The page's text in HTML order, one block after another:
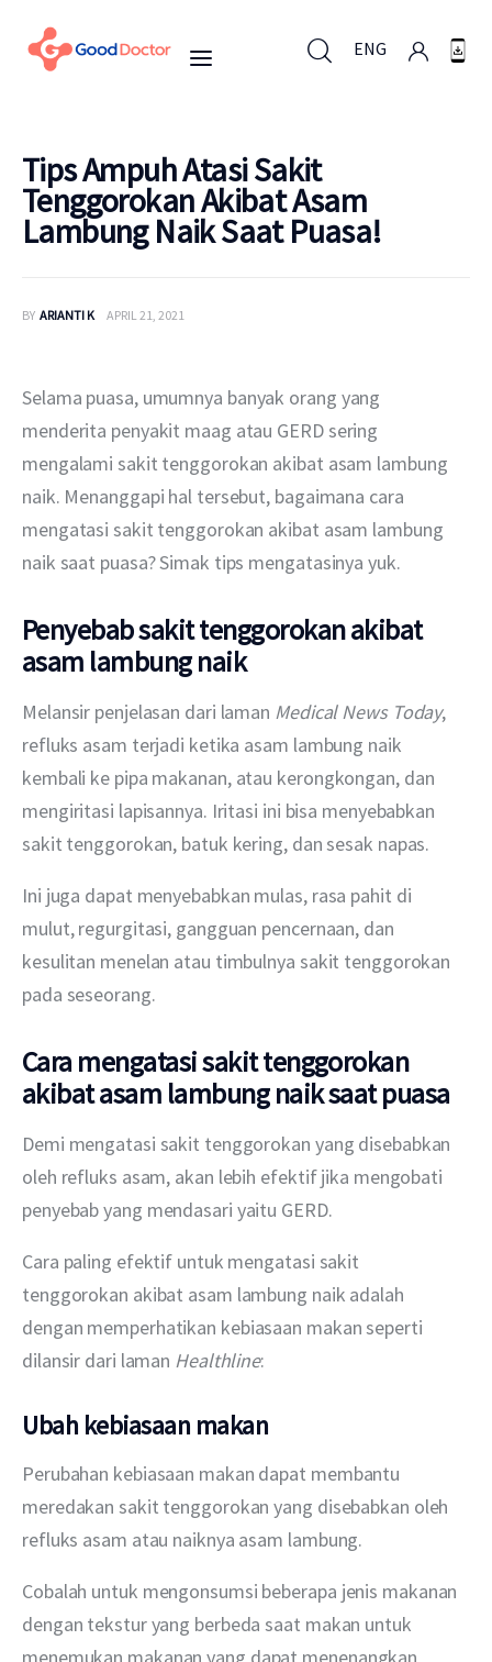
ENG
Untuk Bisnis
Berita
Layanan
Tips Ampuh Atasi Sakit
Tenggorokan Akibat Asam
Lambung Naik Saat Puasa!
BY ARIANTI K APRIL 21, 2021
Selama puasa, umumnya banyak orang yang
menderita penyakit maag atau GERD sering
mengalami sakit tenggorokan akibat asam lambung
naik. Menanggapi hal tersebut, bagaimana cara
mengatasi sakit tenggorokan akibat asam lambung
naik saat puasa? Simak tips mengatasinya yuk.
Penyebab sakit tenggorokan akibat
asam lambung naik
Melansir penjelasan dari laman Medical News Today,
refluks asam terjadi ketika asam lambung naik
kembali ke pipa makanan, atau kerongkongan, dan
mengiritasi lapisannya. Iritasi ini bisa menyebabkan
sakit tenggorokan, batuk kering, dan sesak napas.
Ini juga dapat menyebabkan mulas, rasa pahit di
mulut, regurgitasi, gangguan pencernaan, dan
kesulitan menelan atau timbulnya sakit tenggorokan
pada seseorang.
Cara mengatasi sakit tenggorokan
akibat asam lambung naik saat puasa
Demi mengatasi sakit tenggorokan yang disebabkan
oleh refluks asam, akan lebih efektif jika mengobati
penyebab yang mendasari yaitu GERD.
Cara paling efektif untuk mengatasi sakit
tenggorokan akibat asam lambung naik adalah
dengan memperhatikan kebiasaan makan seperti
dilansir dari laman Healthline:
Ubah kebiasaan makan
Perubahan kebiasaan makan dapat membantu
meredakan sakit tenggorokan yang disebabkan oleh
refluks asam atau naiknya asam lambung.
Cobalah untuk mengonsumsi beberapa jenis makanan
dengan tekstur yang berbeda saat makan untuk
menemukan makanan yang dapat menenangkan